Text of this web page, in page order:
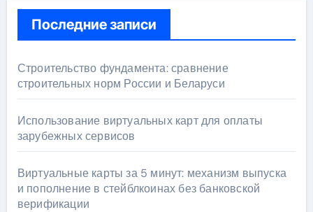
Последние записи
Строительство фундамента: сравнение
строительных норм России и Беларуси
Использование виртуальных карт для оплаты
зарубежных сервисов
Виртуальные карты за 5 минут: механизм выпуска
и пополнение в стейблкоинах без банковской
верификации